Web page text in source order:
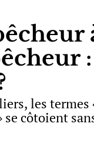
les termes
se côtoient